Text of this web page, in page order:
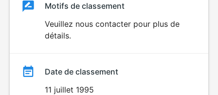
ClassementClassement
Motifs de classement
Veuillez nous contacter pour plus de
détails.
Date de classement
11 juillet 1995